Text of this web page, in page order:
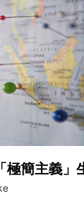
極簡主義」